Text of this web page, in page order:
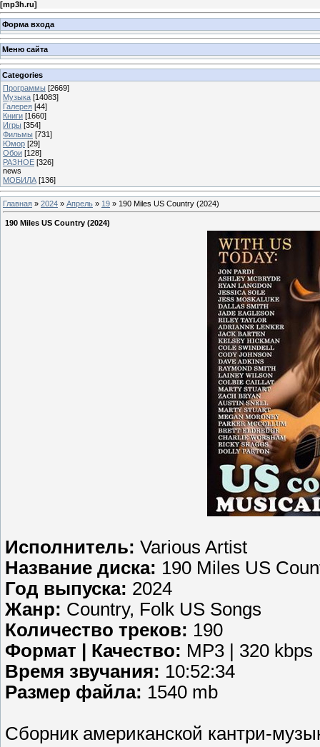
[mp3h.ru]
Форма входа
Меню сайта
Categories
Программы [2669]
Музыка [14083]
Галерея [44]
Книги [1660]
Игры [354]
Фильмы [731]
Юмор [29]
Обои [128]
РАЗНОЕ [326]
news
МОБИЛА [136]
Главная » 2024 » Апрель » 19 » 190 Miles US Country (2024)
190 Miles US Country (2024)
Исполнитель: Various Artist
Название диска: 190 Miles US
Год выпуска: 2024
Жанр: Country, Folk US Songs
Количество треков: 190
Формат | Качество: MP3 | 320 kbps
Время звучания: 10:52:34
Размер файла: 1540 mb
Сборник американской кантри-